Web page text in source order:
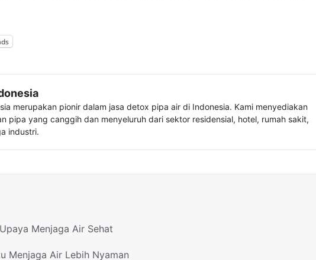
merupakan pionir dalam jasa detox pipa air di Indonesia. Kami menyediakan
pipa yang canggih dan menyeluruh dari sektor residensial, hotel, rumah sakit,
industri.
Menjaga Air Sehat
Menjaga Air Lebih Nyaman